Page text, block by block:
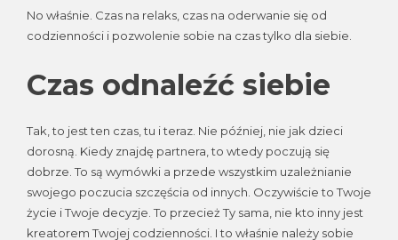
No właśnie. Czas na relaks, czas na oderwanie się od
codzienności i pozwolenie sobie na czas tylko dla siebie.
Czas odnaleźć siebie
Tak, to jest ten czas, tu i teraz. Nie później, nie jak dzieci
dorosną. Kiedy znajdę partnera, to wtedy poczują się
dobrze. To są wymówki a przede wszystkim uzależnianie
swojego poczucia szczęścia od innych. Oczywiście to Twoje
życie i Twoje decyzje. To przecież Ty sama, nie kto inny jest
kreatorem Twojej codzienności. I to właśnie należy sobie